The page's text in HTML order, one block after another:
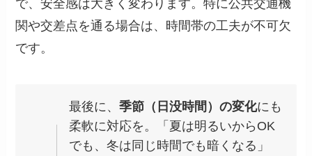
で、安全感は大きく変わります。特に公共交通機
関や交差点を通る場合は、時間帯の工夫が不可欠
です。
最後に、 季節（日没時間）の変化にも
柔軟に対応を。「夏は明るいからOK
でも、冬は同じ時間でも暗くなる」